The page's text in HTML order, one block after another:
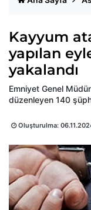
Kayyum
yapılan
yakalandı
Emniyet Genel
düzenleyen 140
Oluşturulma: